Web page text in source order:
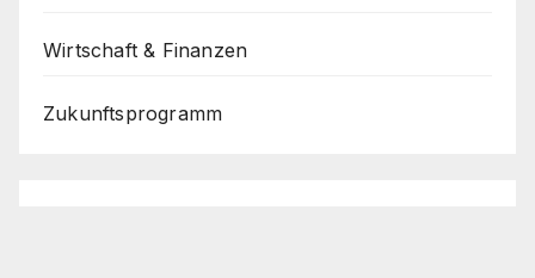
Wirtschaft & Finanzen
Zukunftsprogramm